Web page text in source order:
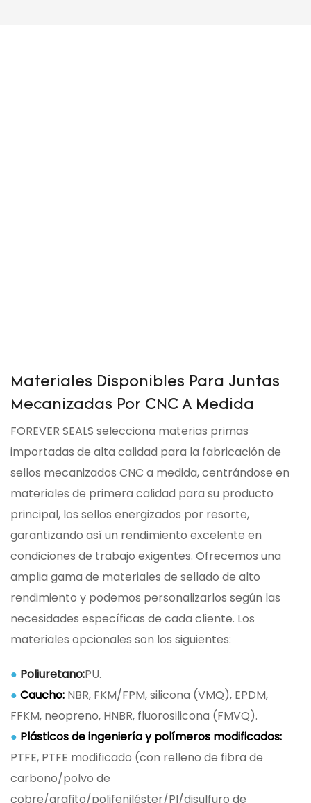
Materiales Disponibles Para Juntas
Mecanizadas Por CNC A Medida
FOREVER SEALS selecciona materias primas
importadas de alta calidad para la fabricación de
sellos mecanizados CNC a medida, centrándose en
materiales de primera calidad para su producto
principal, los sellos energizados por resorte,
garantizando así un rendimiento excelente en
condiciones de trabajo exigentes. Ofrecemos una
amplia gama de materiales de sellado de alto
rendimiento y podemos personalizarlos según las
necesidades específicas de cada cliente. Los
materiales opcionales son los siguientes:
● Poliuretano:PU.
● Caucho: NBR, FKM/FPM, silicona (VMQ), EPDM,
FFKM, neopreno, HNBR, fluorosilicona (FMVQ).
● Plásticos de ingeniería y polímeros modificados:
PTFE, PTFE modificado (con relleno de fibra de
carbono/polvo de
cobre/grafito/polifeniléster/PI/disulfuro de